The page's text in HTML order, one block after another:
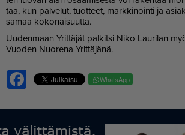
taa, kun pal­ve­lut, tuot­teet, mark­ki­noin­ti ja
sa­maa ko­ko­nai­suut­ta.
Uu­den­maan Yrit­tä­jät pal­kit­si Niko Lau­ri­lan
Vuo­den Nuo­re­na Yrit­tä­jä­nä.
Facebook WhatsApp